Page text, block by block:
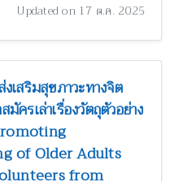
Updated on 17 ต.ค. 2025
เสริมสุขภาวะทางจิต
ครเล่าเรื่องวัตถุตัวอย่าง
of Older Adults
from